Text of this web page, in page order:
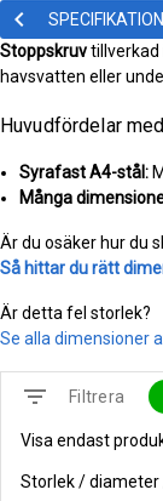
keyboard_arrow_left
Stoppskruv
havsvatten eller
Huvudfördelar
Syrafast A4-stål:
Många
Är du osäker hur du
Så hittar du rätt
Är detta fel storlek?
Se alla dimensioner
filter_list Filtrera
Visa endast
Storlek / diameter